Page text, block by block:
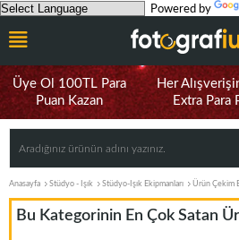
Powered by
Üye Ol 100TL Para
Puan Kazan
Her
Extra Para
Anasayfa Stüdyo - Işık Stüdyo-Işık Ekipmanları Ürün Çekim
Bu Kategorinin En Çok Satan